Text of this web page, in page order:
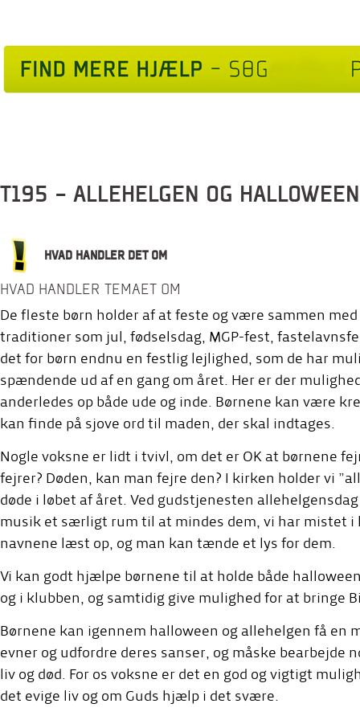
T195 - ALLEHELGEN OG
HVAD HANDLER DET OM
HVAD HANDLER TEMAET OM
De fleste børn holder af at feste og være sammen
traditioner som jul, fødselsdag, MGP-fest,
det for børn endnu en festlig lejlighed, som de har
spændende ud af en gang om året. Her er der
anderledes op både ude og inde. Børnene kan være
kan finde på sjove ord til maden, der skal indtages.
Nogle voksne er lidt i tvivl, om det er OK at børnene
fejrer? Døden, kan man fejre den? I kirken holder vi
døde i løbet af året. Ved gudstjenesten
musik et særligt rum til at mindes dem, vi har mistet i
navnene læst op, og man kan tænde et lys for dem.
Vi kan godt hjælpe børnene til at holde både
og i klubben, og samtidig give mulighed for at bringe
Børnene kan igennem halloween og allehelgen få en
evner og udfordre deres sanser, og måske bearbejde
liv og død. For os voksne er det en god og vigtigt
det evige liv og om Guds hjælp i det svære.